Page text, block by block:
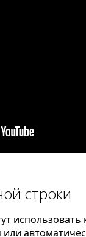
строки
использовать